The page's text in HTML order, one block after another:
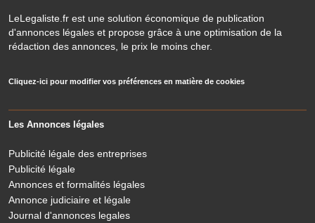
LeLegaliste.fr est une solution économique de publication
d'annonces légales et propose grâce à une optimisation de la
rédaction des annonces, le prix le moins cher.
Cliquez-ici pour modifier vos préférences en matière de cookies
Les Annonces légales
Publicité légale des entreprises
Publicité légale
Annonces et formalités légales
Annonce judiciaire et légale
Journal d'annonces legales